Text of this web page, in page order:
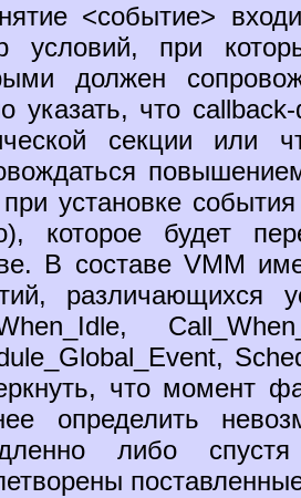
<событие>
условий, при
должен
указать, что
секции или
при установке
которое будет
В составе VMM
различающихся
что момент
определить
либо